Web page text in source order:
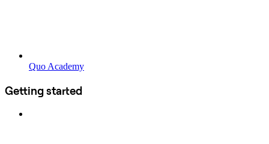
Quo Academy
Getting started